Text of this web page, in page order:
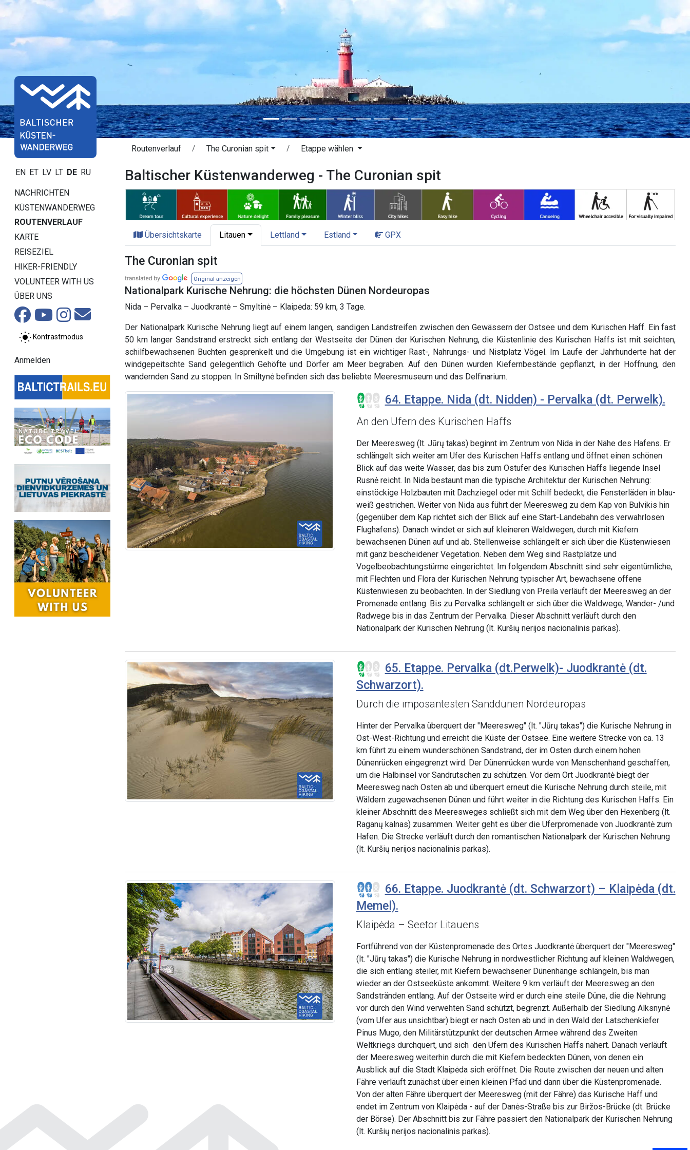
EN ET LV LT DE RU
NACHRICHTEN
KÜSTENWANDERWEG
ROUTENVERLAUF
KARTE
REISEZIEL
HIKER-FRIENDLY
VOLUNTEER WITH US
ÜBER UNS
Kontrastmodus
Anmelden
Routenverlauf The Curonian spit Etappe wählen
Baltischer Küstenwanderweg - The Curonian spit
Übersichtskarte Litauen Lettland Estland GPX
The Curonian spit
Original anzeigen
Nationalpark Kurische Nehrung: die höchsten Dünen Nordeuropas
Nida – Pervalka – Juodkrantė – Smyltinė – Klaipėda: 59 km, 3 Tage.
Der Nationalpark Kurische Nehrung liegt auf einem langen, sandigen Landstreifen zwischen den Gewässern der Ostsee und dem Kurischen Haff. Ein fast
50 km langer Sandstrand erstreckt sich entlang der Westseite der Dünen der Kurischen Nehrung, die Küstenlinie des Kurischen Haffs ist mit seichten,
schilfbewachsenen Buchten gesprenkelt und die Umgebung ist ein wichtiger Rast-, Nahrungs- und Nistplatz Vögel. Im Laufe der Jahrhunderte hat der
windgepeitschte Sand gelegentlich Gehöfte und Dörfer am Meer begraben. Auf den Dünen wurden Kiefernbestände gepflanzt, in der Hoffnung, den
wandernden Sand zu stoppen. In Smiltynė befinden sich das beliebte Meeresmuseum und das Delfinarium.
64. Etappe. Nida (dt. Nidden) - Pervalka (dt. Perwelk).
An den Ufern des Kurischen Haffs
Der Meeresweg (lt. Jūrų takas) beginnt im Zentrum von Nida in der Nähe des Hafens. Er
schlängelt sich weiter am Ufer des Kurischen Haffs entlang und öffnet einen schönen
Blick auf das weite Wasser, das bis zum Ostufer des Kurischen Haffs liegende Insel
Rusnė reicht. In Nida bestaunt man die typische Architektur der Kurischen Nehrung:
einstöckige Holzbauten mit Dachziegel oder mit Schilf bedeckt, die Fensterläden in blau-
weiß gestrichen. Weiter von Nida aus führt der Meeresweg zu dem Kap von Bulvikis hin
(gegenüber dem Kap richtet sich der Blick auf eine Start-Landebahn des verwahrlosen
Flughafens). Danach windet er sich auf kleineren Waldwegen, durch mit Kiefern
bewachsenen Dünen auf und ab. Stellenweise schlängelt er sich über die Küstenwiesen
mit ganz bescheidener Vegetation. Neben dem Weg sind Rastplätze und
Vogelbeobachtungstürme eingerichtet. Im folgendem Abschnitt sind sehr eigentümliche,
mit Flechten und Flora der Kurischen Nehrung typischer Art, bewachsene offene
Küstenwiesen zu beobachten. In der Siedlung von Preila verläuft der Meeresweg an der
Promenade entlang. Bis zu Pervalka schlängelt er sich über die Waldwege, Wander- /und
Radwege bis in das Zentrum der Pervalka. Dieser Abschnitt verläuft durch den
Nationalpark der Kurischen Nehrung (lt. Kuršių nerijos nacionalinis parkas).
65. Etappe. Pervalka (dt.Perwelk)- Juodkrantė (dt.
Schwarzort).
Durch die imposantesten Sanddünen Nordeuropas
Hinter der Pervalka überquert der "Meeresweg" (lt. "Jūrų takas") die Kurische Nehrung in
Ost-West-Richtung und erreicht die Küste der Ostsee. Eine weitere Strecke von ca. 13
km führt zu einem wunderschönen Sandstrand, der im Osten durch einem hohen
Dünenrücken eingegrenzt wird. Der Dünenrücken wurde von Menschenhand geschaffen,
um die Halbinsel vor Sandrutschen zu schützen. Vor dem Ort Juodkrantė biegt der
Meeresweg nach Osten ab und überquert erneut die Kurische Nehrung durch steile, mit
Wäldern zugewachsenen Dünen und führt weiter in die Richtung des Kurischen Haffs. Ein
kleiner Abschnitt des Meeresweges schließt sich mit dem Weg über den Hexenberg (lt.
Raganų kalnas) zusammen. Weiter geht es über die Uferpromenade von Juodkrantė zum
Hafen. Die Strecke verläuft durch den romantischen Nationalpark der Kurischen Nehrung
(lt. Kuršių nerijos nacionalinis parkas).
66. Etappe. Juodkrantė (dt. Schwarzort) – Klaipėda (dt.
Memel).
Klaipėda – Seetor Litauens
Fortführend von der Küstenpromenade des Ortes Juodkrantė überquert der "Meeresweg"
(lt. "Jūrų takas") die Kurische Nehrung in nordwestlicher Richtung auf kleinen Waldwegen,
die sich entlang steiler, mit Kiefern bewachsener Dünenhänge schlängeln, bis man
wieder an der Ostseeküste ankommt. Weitere 9 km verläuft der Meeresweg an den
Sandstränden entlang. Auf der Ostseite wird er durch eine steile Düne, die die Nehrung
vor durch den Wind verwehten Sand schützt, begrenzt. Außerhalb der Siedlung Alksnynė
(vom Ufer aus unsichtbar) biegt er nach Osten ab und in den Wald der Latschenkiefer
Pinus Mugo, den Militärstützpunkt der deutschen Armee während des Zweiten
Weltkriegs durchquert, und sich den Ufern des Kurischen Haffs nähert. Danach verläuft
der Meeresweg weiterhin durch die mit Kiefern bedeckten Dünen, von denen ein
Ausblick auf die Stadt Klaipėda sich eröffnet. Die Route zwischen der neuen und alten
Fähre verläuft zunächst über einen kleinen Pfad und dann über die Küstenpromenade.
Von der alten Fähre überquert der Meeresweg (mit der Fähre) das Kurische Haff und
endet im Zentrum von Klaipėda - auf der Danės-Straße bis zur Biržos-Brücke (dt. Brücke
der Börse). Der Abschnitt bis zur Fähre passiert den Nationalpark der Kurischen Nehrung
(lt. Kuršių nerijos nacionalinis parkas).